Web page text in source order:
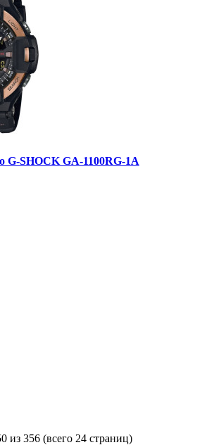
G-SHOCK GA-1100RG-1A
из 356 (всего 24 страниц)